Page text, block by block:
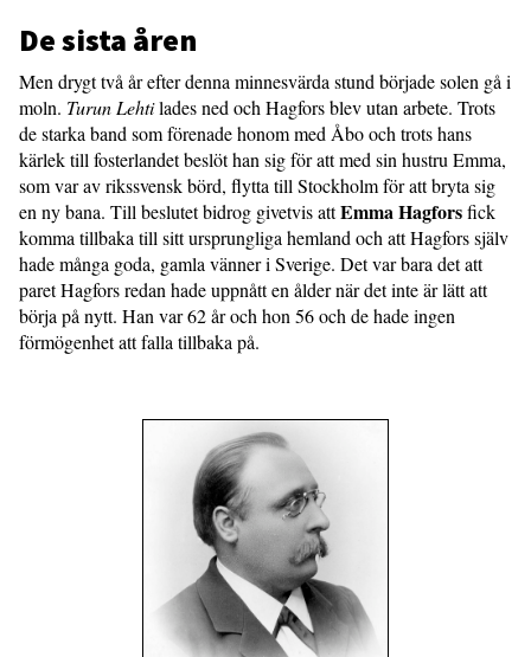
De sista åren
Men drygt två år efter denna minnesvärda stund började solen gå i
moln. Turun Lehtilades ned och Hagfors blev utan arbete. Trots
de starka band som förenade honom med Åbo och trots hans
kärlek till fosterlandet beslöt han sig för att med sin hustru Emma,
som var av rikssvensk börd, flytta till Stockholm för att bryta sig
en ny bana. Till beslutet bidrog givetvis attEmma Hagforsfick
komma tillbaka till sitt ursprungliga hemland och att Hagfors själv
hade många goda, gamla vänner i Sverige. Det var bara det att
paret Hagfors redan hade uppnått en ålder när det inte är lätt att
börja på nytt. Han var 62 år och hon 56 och de hade ingen
förmögenhet att falla tillbaka på.